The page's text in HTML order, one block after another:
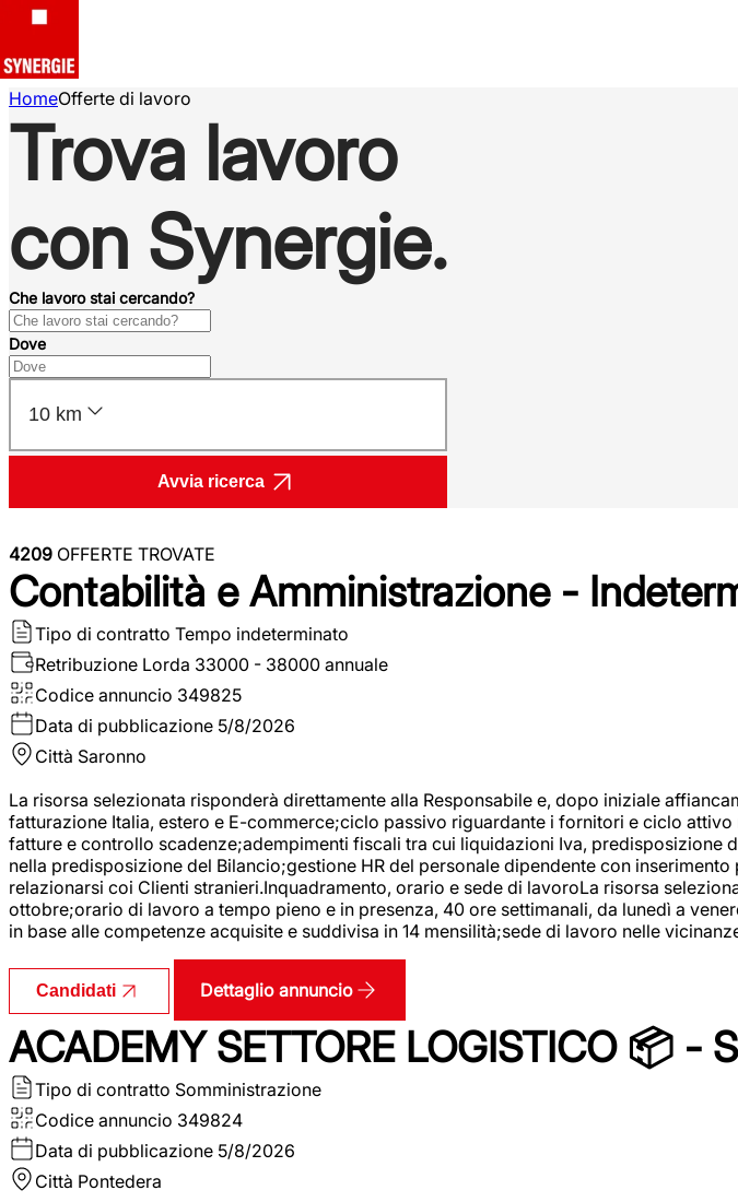
HomeOfferte di lavoro
Trova lavoro
con Synergie.
Che lavoro stai cercando?
Dove
10 km
Avvia ricerca
4209 OFFERTE TROVATE
Contabilità e Amministrazione -
Tipo di contratto Tempo indeterminato
Retribuzione Lorda 33000 - 38000 annuale
Codice annuncio 349825
Data di pubblicazione 5/8/2026
Città Saronno
La risorsa selezionata risponderà direttamente alla Responsabile e, dopo iniziale
fatturazione Italia, estero e E-commerce;ciclo passivo riguardante i fornitori e ciclo
fatture e controllo scadenze;adempimenti fiscali tra cui liquidazioni Iva, predisposizione
nella predisposizione del Bilancio;gestione HR del personale dipendente con
relazionarsi coi Clienti stranieri.Inquadramento, orario e sede di lavoroLa risorsa
ottobre;orario di lavoro a tempo pieno e in presenza, 40 ore settimanali, da lunedì a
in base alle competenze acquisite e suddivisa in 14 mensilità;sede di lavoro nelle
Candidati Dettaglio annuncio
ACADEMY SETTORE LOGISTICO 📦 -
Tipo di contratto Somministrazione
Codice annuncio 349824
Data di pubblicazione 5/8/2026
Città Pontedera